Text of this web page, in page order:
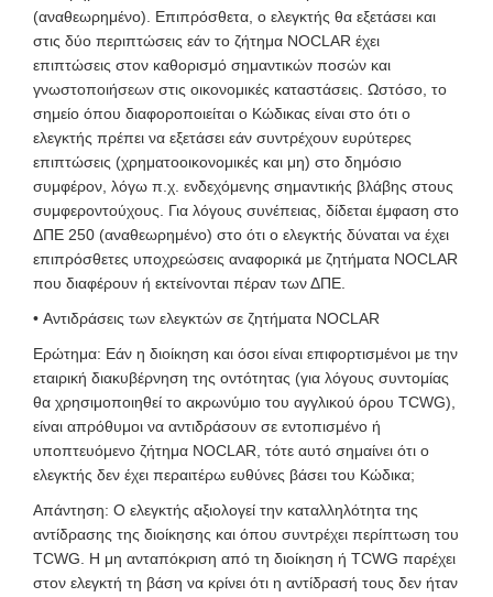
(αναθεωρημένο). Επιπρόσθετα, ο ελεγκτής θα εξετάσει και
στις δύο περιπτώσεις εάν το ζήτημα NOCLAR έχει
επιπτώσεις στον καθορισμό σημαντικών ποσών και
γνωστοποιήσεων στις οικονομικές καταστάσεις. Ωστόσο, το
σημείο όπου διαφοροποιείται ο Κώδικας είναι στο ότι ο
ελεγκτής πρέπει να εξετάσει εάν συντρέχουν ευρύτερες
επιπτώσεις (χρηματοοικονομικές και μη) στο δημόσιο
συμφέρον, λόγω π.χ. ενδεχόμενης σημαντικής βλάβης στους
συμφεροντούχους. Για λόγους συνέπειας, δίδεται έμφαση στο
ΔΠΕ 250 (αναθεωρημένο) στο ότι ο ελεγκτής δύναται να έχει
επιπρόσθετες υποχρεώσεις αναφορικά με ζητήματα NOCLAR
που διαφέρουν ή εκτείνονται πέραν των ΔΠΕ.
• Αντιδράσεις των ελεγκτών σε ζητήματα NOCLAR
Ερώτημα: Εάν η διοίκηση και όσοι είναι επιφορτισμένοι με την
εταιρική διακυβέρνηση της οντότητας (για λόγους συντομίας
θα χρησιμοποιηθεί το ακρωνύμιο του αγγλικού όρου TCWG),
είναι απρόθυμοι να αντιδράσουν σε εντοπισμένο ή
υποπτευόμενο ζήτημα NOCLAR, τότε αυτό σημαίνει ότι ο
ελεγκτής δεν έχει περαιτέρω ευθύνες βάσει του Κώδικα;
Απάντηση: Ο ελεγκτής αξιολογεί την καταλληλότητα της
αντίδρασης της διοίκησης και όπου συντρέχει περίπτωση του
TCWG. Η μη ανταπόκριση από τη διοίκηση ή TCWG παρέχει
στον ελεγκτή τη βάση να κρίνει ότι η αντίδρασή τους δεν ήταν